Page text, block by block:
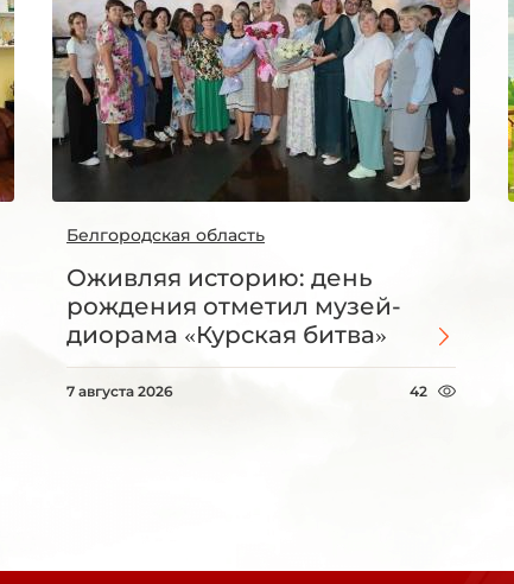
Белгородская область
Оживляя историю: день
рождения отметил музей-
диорама «Курская битва»
7 августа 2026 42